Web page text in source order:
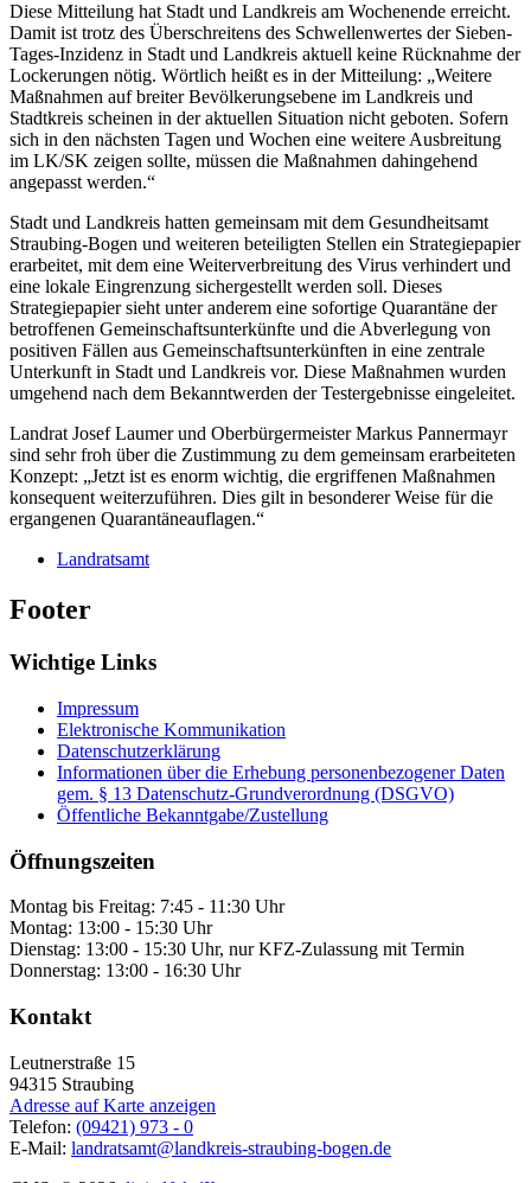
Diese Mitteilung hat Stadt und Landkreis am Wochenende erreicht.
Damit ist trotz des Überschreitens des Schwellenwertes der Sieben-
Tages-Inzidenz in Stadt und Landkreis aktuell keine Rücknahme der
Lockerungen nötig. Wörtlich heißt es in der Mitteilung: „Weitere
Maßnahmen auf breiter Bevölkerungsebene im Landkreis und
Stadtkreis scheinen in der aktuellen Situation nicht geboten. Sofern
sich in den nächsten Tagen und Wochen eine weitere Ausbreitung
im LK/SK zeigen sollte, müssen die Maßnahmen dahingehend
angepasst werden.“
Stadt und Landkreis hatten gemeinsam mit dem Gesundheitsamt
Straubing-Bogen und weiteren beteiligten Stellen ein Strategiepapier
erarbeitet, mit dem eine Weiterverbreitung des Virus verhindert und
eine lokale Eingrenzung sichergestellt werden soll. Dieses
Strategiepapier sieht unter anderem eine sofortige Quarantäne der
betroffenen Gemeinschaftsunterkünfte und die Abverlegung von
positiven Fällen aus Gemeinschaftsunterkünften in eine zentrale
Unterkunft in Stadt und Landkreis vor. Diese Maßnahmen wurden
umgehend nach dem Bekanntwerden der Testergebnisse eingeleitet.
Landrat Josef Laumer und Oberbürgermeister Markus Pannermayr
sind sehr froh über die Zustimmung zu dem gemeinsam erarbeiteten
Konzept: „Jetzt ist es enorm wichtig, die ergriffenen Maßnahmen
konsequent weiterzuführen. Dies gilt in besonderer Weise für die
ergangenen Quarantäneauflagen.“
Landratsamt
Footer
Wichtige Links
Impressum
Elektronische Kommunikation
Datenschutzerklärung
Informationen über die Erhebung personenbezogener Daten
gem. § 13 Datenschutz-Grundverordnung (DSGVO)
Öffentliche Bekanntgabe/Zustellung
Öffnungszeiten
Montag bis Freitag: 7:45 - 11:30 Uhr
Montag: 13:00 - 15:30 Uhr
Dienstag: 13:00 - 15:30 Uhr, nur KFZ-Zulassung mit Termin
Donnerstag: 13:00 - 16:30 Uhr
Kontakt
Leutnerstraße 15
94315 Straubing
Adresse auf Karte anzeigen
Telefon: (09421) 973 - 0
E-Mail: landratsamt@landkreis-straubing-bogen.de